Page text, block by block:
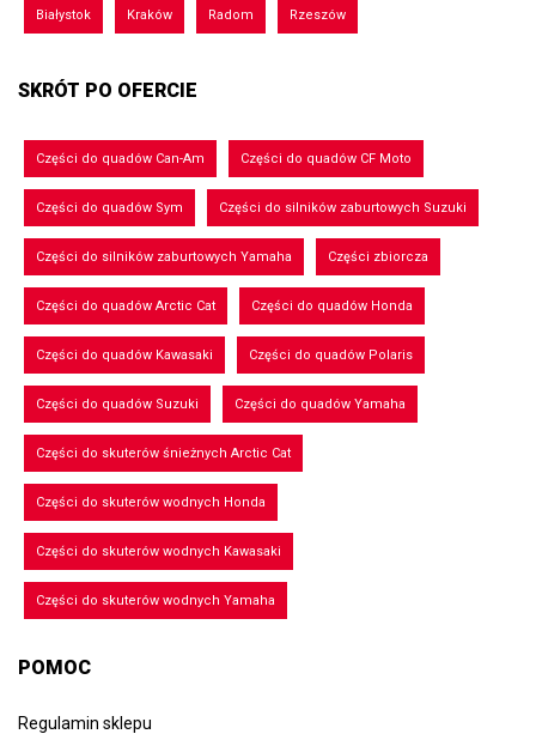
Białystok Kraków Radom Rzeszów
SKRÓT PO OFERCIE
Części do quadów Can-Am Części do quadów CF Moto
Części do quadów Sym Części do silników zaburtowych Suzuki
Części do silników zaburtowych Yamaha Części zbiorcza
Części do quadów Arctic Cat Części do quadów Honda
Części do quadów Kawasaki Części do quadów Polaris
Części do quadów Suzuki Części do quadów Yamaha
Części do skuterów śnieżnych Arctic Cat
Części do skuterów wodnych Honda
Części do skuterów wodnych Kawasaki
Części do skuterów wodnych Yamaha
POMOC
Regulamin sklepu